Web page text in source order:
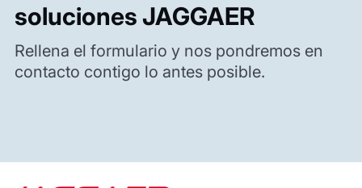
soluciones JAGGAER
Rellena el formulario y nos pondremos en
contacto contigo lo antes posible.